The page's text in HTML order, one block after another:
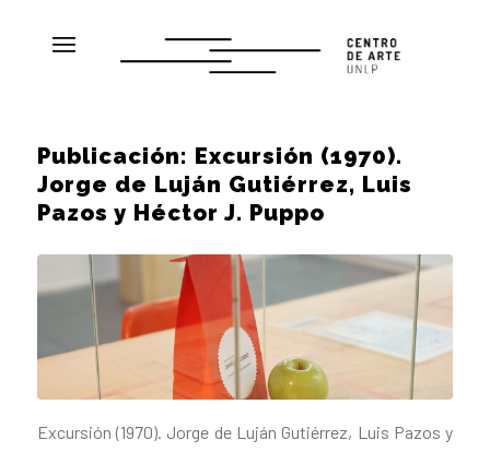
Publicación: Excursión (1970).
Jorge de Luján Gutiérrez, Luis
Pazos y Héctor J. Puppo
Excursión (1970). Jorge de Luján Gutiérrez, Luis Pazos y